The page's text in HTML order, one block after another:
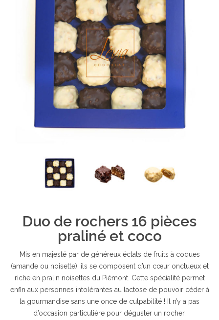
Duo de rochers 16 pièces
praliné et coco
Mis en majesté par de généreux éclats de fruits à coques
(amande ou noisette), ils se composent d’un cœur onctueux et
riche en pralin noisettes du Piémont. Cette spécialité permet
enfin aux personnes intolérantes au lactose de pouvoir céder à
la gourmandise sans une once de culpabilité ! Il n’y a pas
d’occasion particulière pour déguster un rocher.